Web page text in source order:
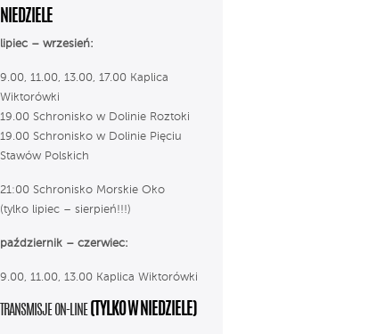
NIEDZIELE
lipiec – wrzesień:
9.00, 11.00, 13.00, 17.00 Kaplica
Wiktorówki
19.00 Schronisko w Dolinie Roztoki
19.00 Schronisko w Dolinie Pięciu
Stawów Polskich
21:00 Schronisko Morskie Oko
(tylko lipiec – sierpień!!!)
październik – czerwiec:
9.00, 11.00, 13.00 Kaplica Wiktorówki
TRANSMISJE ON-LINE(TYLKO W NIEDZIELE)